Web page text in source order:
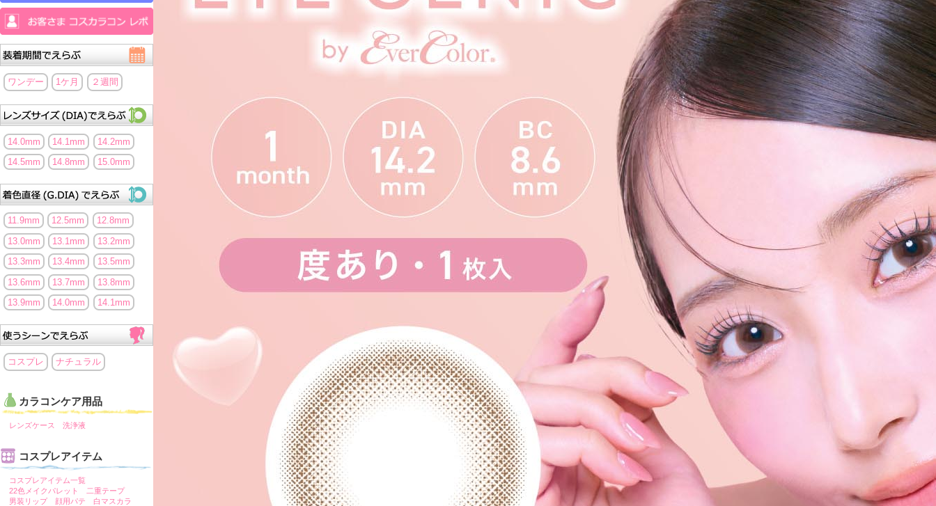
ワンデー 1ケ月 ２週間
14.0mm 14.1mm
14.2mm
14.5mm
14.8mm 15.0mm
11.9mm 12.5mm
12.8mm
13.0mm
13.1mm
13.2mm
13.3mm
13.4mm
13.5mm
13.6mm
13.7mm
13.8mm
13.9mm
14.0mm 14.1mm
コスプレ ナチュラル
カラコンケア用品
レンズケース 洗浄液
コスプレアイテム
コスプレアイテム一覧
22色メイクパレット
二重テープ
男装リップ
顔用パテ
白マスカラ